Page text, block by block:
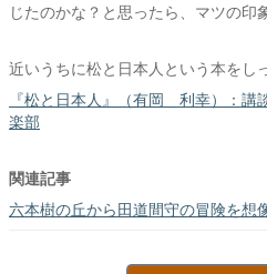
じたのかな？と思ったら、マツの印
近いうちに松と日本人という本をし
『松と日本人』（有岡 利幸）：講
楽部
関連記事
六本樹の丘から田道間守の冒険を想